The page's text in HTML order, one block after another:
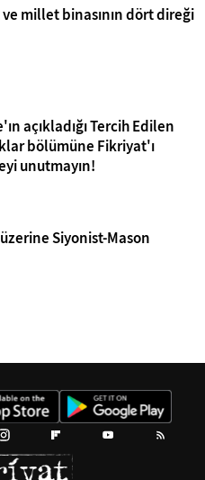
millet binasının dört direği
açıkladığı Tercih Edilen
bölümüne Fikriyat'ı
unutmayın!
Siyonist-Mason